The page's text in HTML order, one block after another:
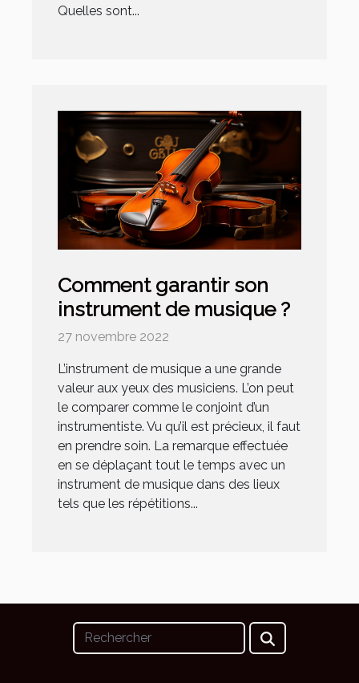
Quelles sont...
Comment garantir son
instrument de musique ?
27 novembre 2022
L’instrument de musique a une grande
valeur aux yeux des musiciens. L’on peut
le comparer comme le conjoint d’un
instrumentiste. Vu qu’il est précieux, il faut
en prendre soin. La remarque effectuée
en se déplaçant tout le temps avec un
instrument de musique dans des lieux
tels que les répétitions...